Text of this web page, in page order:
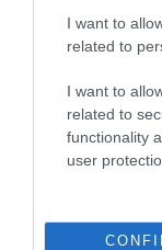
I want to
related to
I want to
related to
functionality
user